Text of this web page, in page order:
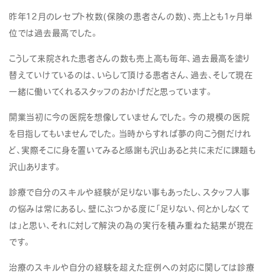
昨年12月のレセプト枚数(保険の患者さんの数)、売上とも1ヶ月単
位では過去最高でした。
こうして来院された患者さんの数も売上高も毎年、過去最高を塗り
替えていけているのは、いらして頂ける患者さん、過去、そして現在
一緒に働いてくれるスタッフのおかげだと思っています。
開業当初に今の医院を想像していませんでした。今の規模の医院
を目指してもいませんでした。当時からすれば夢の向こう側だけれ
ど、実際そこに身を置いてみると感謝も沢山あると共に未だに課題も
沢山あります。
診療で自分のスキルや経験が足りない事もあったし、スタッフ人事
の悩みは常にあるし、壁にぶつかる度に「足りない、何とかしなくて
は」と思い、それに対して解決の為の実行を積み重ねた結果が現在
です。
治療のスキルや自分の経験を超えた症例への対応に関しては診療